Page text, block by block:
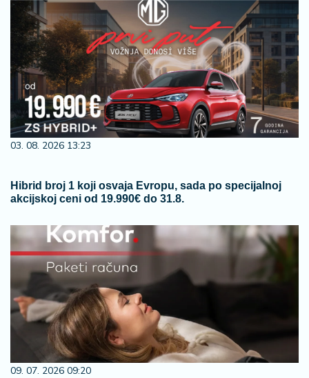
03. 08. 2026 13:23
Hibrid broj 1 koji osvaja Evropu, sada po specijalnoj
akcijskoj ceni od 19.990€ do 31.8.
09. 07. 2026 09:20